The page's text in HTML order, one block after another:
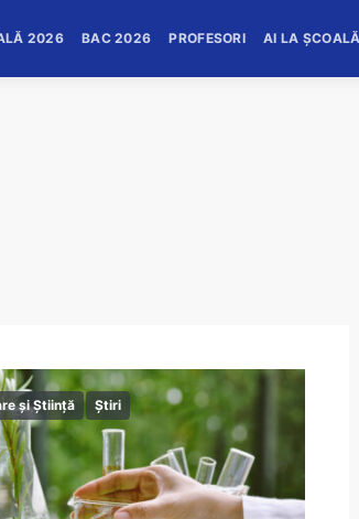
2026 BAC 2026 PROFESORI AI LA ȘCOALĂ
și Știință Știri